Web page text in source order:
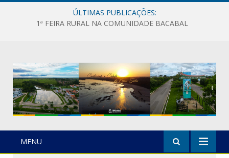
ÚLTIMAS PUBLICAÇÕES:
1ª FEIRA RURAL NA COMUNIDADE BACABAL
MENU